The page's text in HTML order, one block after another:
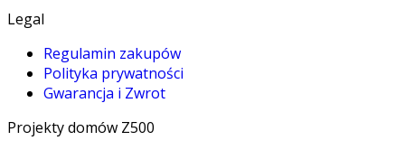
Legal
Regulamin zakupów
Polityka prywatności
Gwarancja i Zwrot
Projekty domów Z500